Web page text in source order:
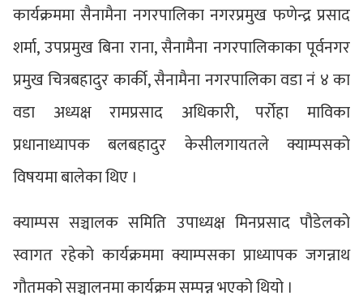
कार्यक्रममा सैनामैना नगरपालिका नगरप्रमुख फणेन्द्र प्रसाद
शर्मा, उपप्रमुख बिना राना, सैनामैना नगरपालिकाका पूर्वनगर
प्रमुख चित्रबहादुर कार्की, सैनामैना नगरपालिका वडा नं ४ का
वडा अध्यक्ष रामप्रसाद अधिकारी, पर्रोहा माविका
प्रधानाध्यापक बलबहादुर केसीलगायतले क्याम्पसको
विषयमा बालेका थिए ।
क्याम्पस सञ्चालक समिति उपाध्यक्ष मिनप्रसाद पौडेलको
स्वागत रहेको कार्यक्रममा क्याम्पसका प्राध्यापक जगन्नाथ
गौतमको सञ्चालनमा कार्यक्रम सम्पन्न भएको थियो ।